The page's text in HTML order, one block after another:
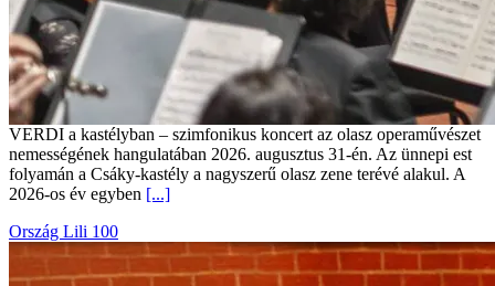
VERDI a kastélyban – szimfonikus koncert az olasz operaművészet
nemességének hangulatában 2026. augusztus 31-én. Az ünnepi est
folyamán a Csáky-kastély a nagyszerű olasz zene terévé alakul. A
2026-os év egyben [...]
Ország Lili 100